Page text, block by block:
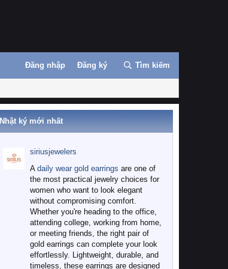
Đăng nhập Đăng ký Tìm kiếm
Nhật ký mới nhất
siriusjewelers
A daily wear gold earrings are one of
the most practical jewelry choices for
women who want to look elegant
without compromising comfort.
Whether you're heading to the office,
attending college, working from home,
or meeting friends, the right pair of
gold earrings can complete your look
effortlessly. Lightweight, durable, and
timeless, these earrings are designed